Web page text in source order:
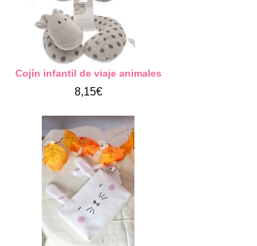
Cojín infantil de viaje animales
8,15€